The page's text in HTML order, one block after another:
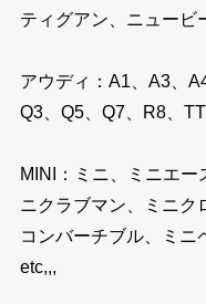
ティグアン、ニュー
アウディ：A1、A3、
Q3、Q5、Q7、R8、
MINI：ミニ、ミニエー
ニクラブマン、ミニク
コンバーチブル、ミ
etc,,,